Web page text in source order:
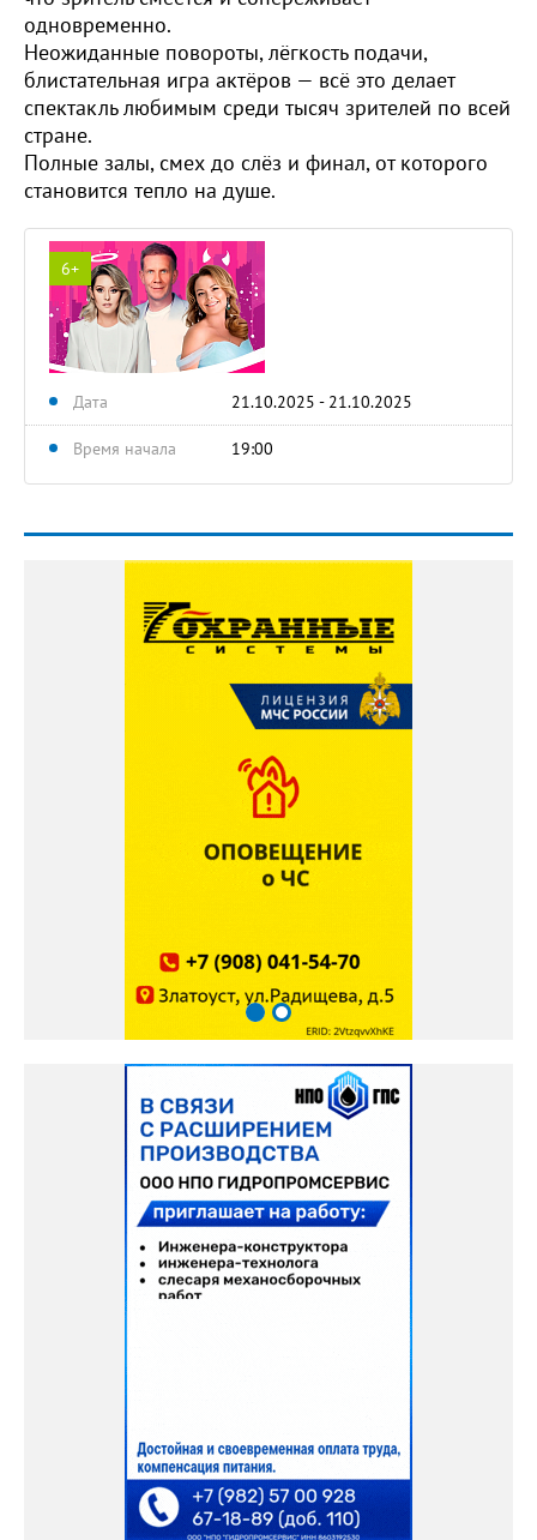
одновременно.
Неожиданные повороты, лёгкость подачи,
блистательная игра актёров — всё это делает
спектакль любимым среди тысяч зрителей по всей
стране.
Полные залы, смех до слёз и финал, от которого
становится тепло на душе.
6+
Дата 21.10.2025 - 21.10.2025
Время начала 19:00